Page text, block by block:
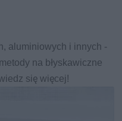
aluminiowych i innych -
na błyskawiczne
się więcej!